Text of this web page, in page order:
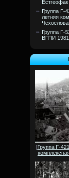
Группа Г-
летняя
Группа Г-
ВГПИ
[Группа Г-